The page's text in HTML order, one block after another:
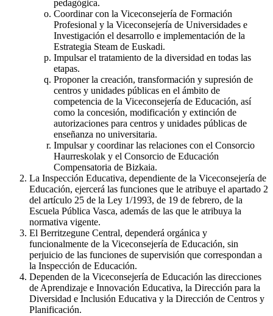
pedagógica.
Coordinar con la Viceconsejería de Formación
Profesional y la Viceconsejería de Universidades e
Investigación el desarrollo e implementación de la
Estrategia Steam de Euskadi.
Impulsar el tratamiento de la diversidad en todas las
etapas.
Proponer la creación, transformación y supresión de
centros y unidades públicas en el ámbito de
competencia de la Viceconsejería de Educación, así
como la concesión, modificación y extinción de
autorizaciones para centros y unidades públicas de
enseñanza no universitaria.
Impulsar y coordinar las relaciones con el Consorcio
Haurreskolak y el Consorcio de Educación
Compensatoria de Bizkaia.
La Inspección Educativa, dependiente de la Viceconsejería de
Educación, ejercerá las funciones que le atribuye el apartado 2
del artículo 25 de la Ley 1/1993, de 19 de febrero, de la
Escuela Pública Vasca, además de las que le atribuya la
normativa vigente.
El Berritzegune Central, dependerá orgánica y
funcionalmente de la Viceconsejería de Educación, sin
perjuicio de las funciones de supervisión que correspondan a
la Inspección de Educación.
Dependen de la Viceconsejería de Educación las direcciones
de Aprendizaje e Innovación Educativa, la Dirección para la
Diversidad e Inclusión Educativa y la Dirección de Centros y
Planificación.